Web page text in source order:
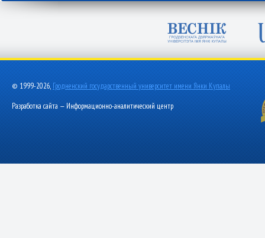
© 1999-2026, Гродненский государственный университет имени Янки Купалы
Разработка сайта — Информационно-аналитический центр